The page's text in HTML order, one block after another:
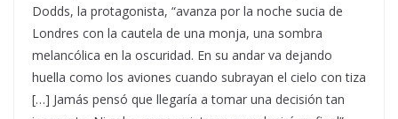
Dodds, la protagonista, “avanza por la noche sucia de
Londres con la cautela de una monja, una sombra
melancólica en la oscuridad. En su andar va dejando
huella como los aviones cuando subrayan el cielo con tiza
[…] Jamás pensó que llegaría a tomar una decisión tan